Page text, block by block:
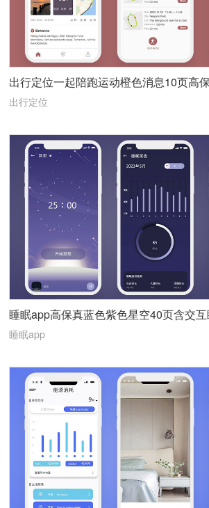
出行定位一起陪跑运动橙色消息10页高
出行定位
睡眠app高保真蓝色紫色星空40页含交
闹铃提醒
睡眠app